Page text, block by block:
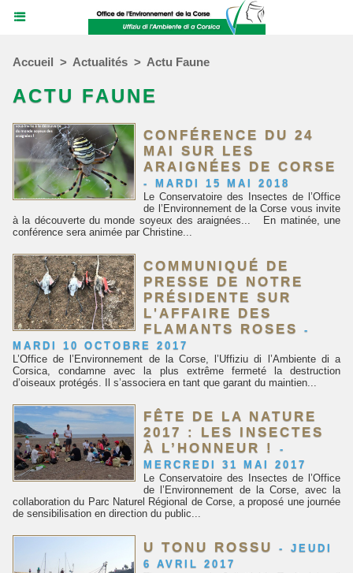
Accueil > Actualités > Actu Faune
ACTU FAUNE
CONFÉRENCE DU 24
MAI SUR LES
ARAIGNÉES DE CORSE
-
MARDI 15 MAI 2018
Le Conservatoire des Insectes de l’Office
de l’Environnement de la Corse vous invite
à la découverte du monde soyeux des araignées... En matinée, une
conférence sera animée par Christine...
COMMUNIQUÉ DE
PRESSE DE NOTRE
PRÉSIDENTE SUR
L'AFFAIRE DES
FLAMANTS ROSES
-
MARDI 10 OCTOBRE 2017
L’Office de l’Environnement de la Corse, l’Uffiziu di l’Ambiente di a
Corsica, condamne avec la plus extrême fermeté la destruction
d’oiseaux protégés. Il s’associera en tant que garant du maintien...
FÊTE DE LA NATURE
2017 : LES INSECTES
À L’HONNEUR !
-
MERCREDI 31 MAI 2017
Le Conservatoire des Insectes de l’Office
de l’Environnement de la Corse, avec la
collaboration du Parc Naturel Régional de Corse, a proposé une journée
de sensibilisation en direction du public...
U TONU ROSSU -
JEUDI
6 AVRIL 2017